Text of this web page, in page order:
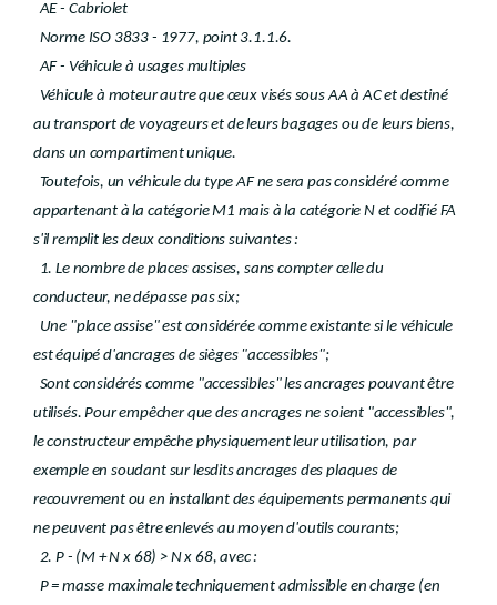
Annexe 14
AE - Cabriolet
Norme ISO 3833 - 1977, point 3.1.1.6.
AF - Véhicule à usages multiples
Véhicule à moteur autre que ceux visés sous AA à AC et destiné
au transport de voyageurs et de leurs bagages ou de leurs biens,
dans un compartiment unique.
Toutefois, un véhicule du type AF ne sera pas considéré comme
appartenant à la catégorie M1 mais à la catégorie N et codifié FA
s'il remplit les deux conditions suivantes :
1. Le nombre de places assises, sans compter celle du
conducteur, ne dépasse pas six;
Une "place assise" est considérée comme existante si le véhicule
est équipé d'ancrages de sièges "accessibles";
Sont considérés comme "accessibles" les ancrages pouvant être
utilisés. Pour empêcher que des ancrages ne soient "accessibles",
le constructeur empêche physiquement leur utilisation, par
exemple en soudant sur lesdits ancrages des plaques de
recouvrement ou en installant des équipements permanents qui
ne peuvent pas être enlevés au moyen d'outils courants;
2. P - (M + N x 68) > N x 68, avec :
P = masse maximale techniquement admissible en charge (en